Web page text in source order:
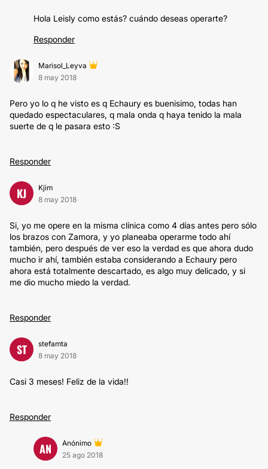
Hola Leisly como estás? cuándo deseas operarte?
Responder
Marisol_Leyva
8 may 2018
Pero yo lo q he visto es q Echaury es buenisimo, todas han
quedado espectaculares, q mala onda q haya tenido la mala
suerte de q le pasara esto :S
Responder
KJ
Kjim
8 may 2018
Si, yo me opere en la misma clínica como 4 días antes pero sólo
los brazos con Zamora, y yo planeaba operarme todo ahí
también, pero después de ver eso la verdad es que ahora dudo
mucho ir ahí, también estaba considerando a Echaury pero
ahora está totalmente descartado, es algo muy delicado, y si
me dio mucho miedo la verdad.
Responder
ST
stefamta
8 may 2018
Casi 3 meses! Feliz de la vida!!
Responder
AN
Anónimo
25 ago 2018